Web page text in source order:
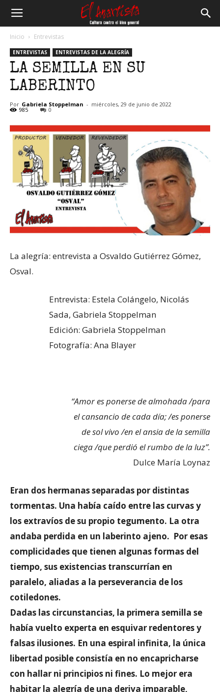
Anartista
Inicio Entrevistas
ENTREVISTAS ENTREVISTAS DE LA ALEGRÍA
LA SEMILLA EN SU
LABERINTO
Por Gabriela Stoppelman - miércoles, 29 de junio de 2022
985 0
La alegría: entrevista a Osvaldo Gutiérrez Gómez,
Osval.
Entrevista: Estela Colángelo, Nicolás
Sada, Gabriela Stoppelman
Edición: Gabriela Stoppelman
Fotografía: Ana Blayer
“Amor es ponerse de almohada /para
el cansancio de cada día; /es ponerse
de sol vivo /en el ansia de la semilla
ciega /que perdió el rumbo de la luz”.
Dulce María Loynaz
Eran dos hermanas separadas por distintas
tormentas. Una había caído entre las curvas y
los extravíos de su propio tegumento. La otra
andaba perdida en un laberinto ajeno. Por esas
complicidades que tienen algunas formas del
tiempo, sus existencias transcurrían en
paralelo, aliadas a la perseverancia de los
cotiledones.
Dadas las circunstancias, la primera semilla se
había vuelto experta en esquivar redentores y
falsas ilusiones. En una espiral infinita, la única
libertad posible consistía en no encapricharse
con hallar ni principios ni fines. Lo mejor era
habitar la alegría de una deriva imparable,